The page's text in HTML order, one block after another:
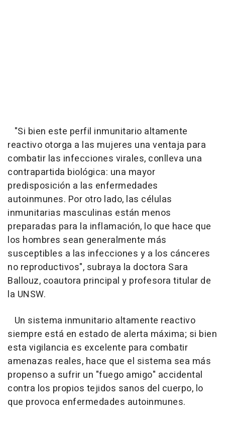
"Si bien este perfil inmunitario altamente
reactivo otorga a las mujeres una ventaja para
combatir las infecciones virales, conlleva una
contrapartida biológica: una mayor
predisposición a las enfermedades
autoinmunes. Por otro lado, las células
inmunitarias masculinas están menos
preparadas para la inflamación, lo que hace que
los hombres sean generalmente más
susceptibles a las infecciones y a los cánceres
no reproductivos", subraya la doctora Sara
Ballouz, coautora principal y profesora titular de
la UNSW.
Un sistema inmunitario altamente reactivo
siempre está en estado de alerta máxima; si bien
esta vigilancia es excelente para combatir
amenazas reales, hace que el sistema sea más
propenso a sufrir un "fuego amigo" accidental
contra los propios tejidos sanos del cuerpo, lo
que provoca enfermedades autoinmunes.